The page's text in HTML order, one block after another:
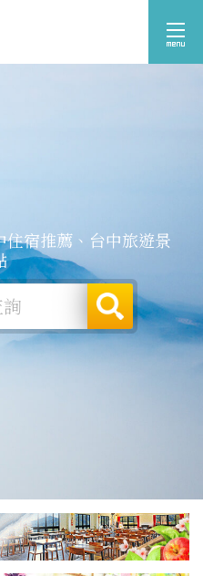
宿推薦、台中旅遊景